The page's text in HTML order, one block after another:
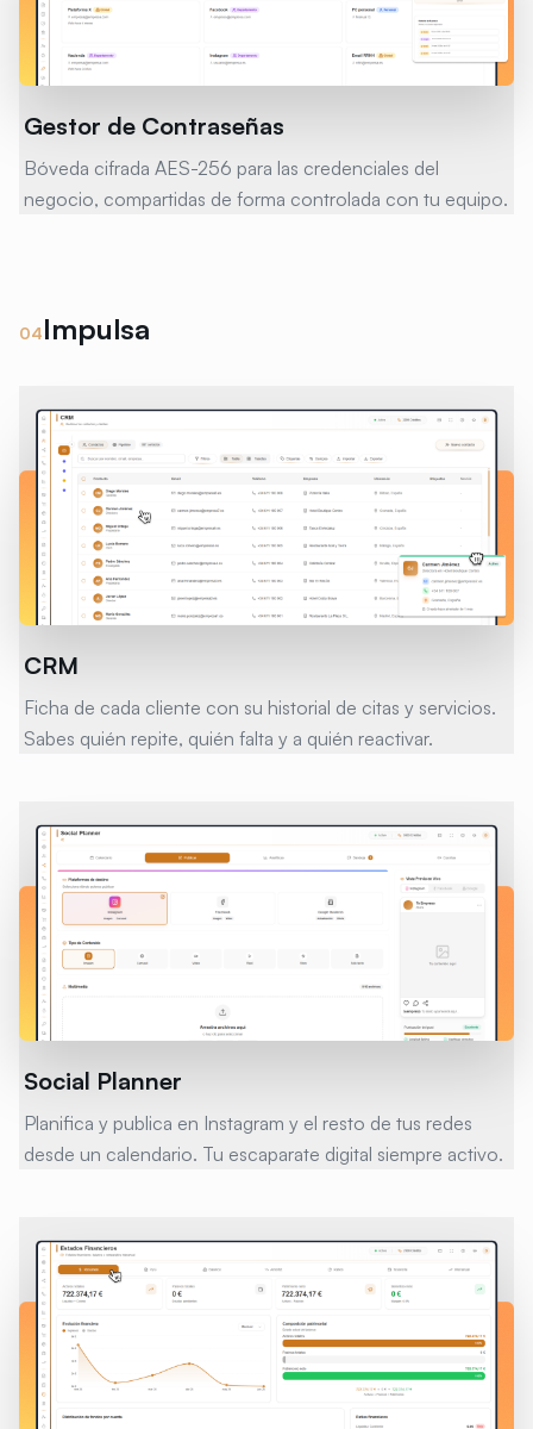
Gestor de Contraseñas
Bóveda cifrada AES-256 para las credenciales del
negocio, compartidas de forma controlada con tu equipo.
04Impulsa
CRM
Ficha de cada cliente con su historial de citas y servicios.
Sabes quién repite, quién falta y a quién reactivar.
Social Planner
Planifica y publica en Instagram y el resto de tus redes
desde un calendario. Tu escaparate digital siempre activo.